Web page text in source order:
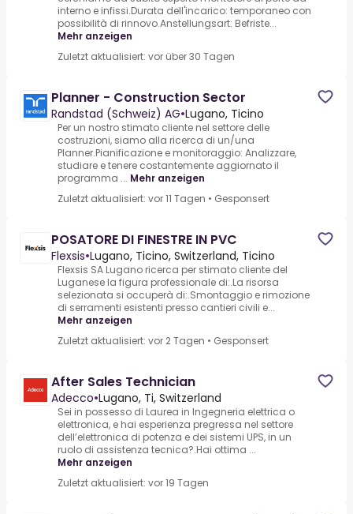
interno e infissi.Durata dell'incarico: temporaneo con
possibilità di rinnovo.Anstellungsart: Befriste...
Mehr anzeigen
Zuletzt aktualisiert: vor über 30 Tagen
Planner - Construction Sector
Randstad (Schweiz) AG•Lugano, Ticino
Per un nostro stimato cliente nel settore delle
costruzioni, siamo alla ricerca di un/una
Planner.Pianificazione e monitoraggio: Analizzare,
studiare e tenere costantemente aggiornato il
programma ... Mehr anzeigen
Zuletzt aktualisiert: vor 11 Tagen • Gesponsert
POSATORE DI FINESTRE IN PVC
Flexsis•Lugano, Ticino, Switzerland, Ticino
Flexsis SA Lugano ricerca per stimato cliente del
Luganese la figura professionale di:.La risorsa
selezionata si occuperà di:.Smontaggio e rimozione
di serramenti esistenti presso cantieri civili e...
Mehr anzeigen
Zuletzt aktualisiert: vor 2 Tagen • Gesponsert
After Sales Technician
Adecco•Lugano, Ti, Switzerland
Sei in possesso di Laurea in Ingegneria elettrica o
elettronica, e hai esperienza pregressa nel settore
dell’elettronica di potenza e dei sistemi UPS, in un
ruolo di assistenza tecnica?.Hai ottima ...
Mehr anzeigen
Zuletzt aktualisiert: vor 19 Tagen